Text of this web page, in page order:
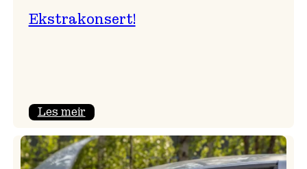
Ekstrakonsert!
Les meir: